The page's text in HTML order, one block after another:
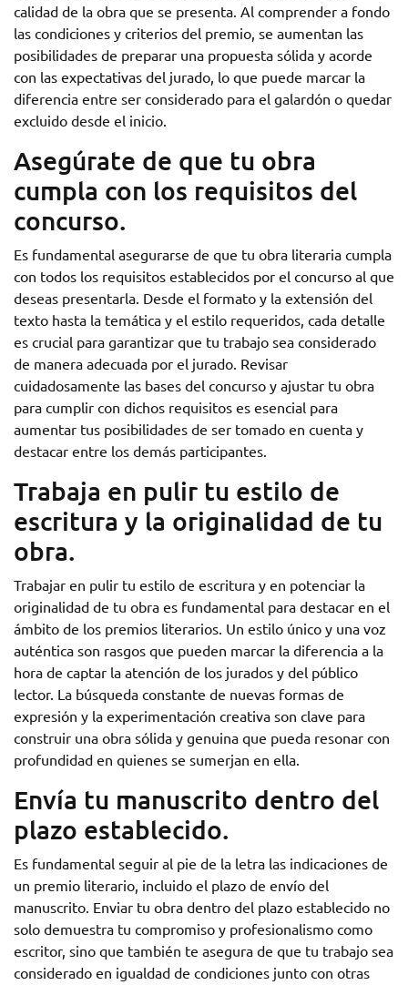
calidad de la obra que se presenta. Al comprender a fondo
las condiciones y criterios del premio, se aumentan las
posibilidades de preparar una propuesta sólida y acorde
con las expectativas del jurado, lo que puede marcar la
diferencia entre ser considerado para el galardón o quedar
excluido desde el inicio.
Asegúrate de que tu obra
cumpla con los requisitos del
concurso.
Es fundamental asegurarse de que tu obra literaria cumpla
con todos los requisitos establecidos por el concurso al que
deseas presentarla. Desde el formato y la extensión del
texto hasta la temática y el estilo requeridos, cada detalle
es crucial para garantizar que tu trabajo sea considerado
de manera adecuada por el jurado. Revisar
cuidadosamente las bases del concurso y ajustar tu obra
para cumplir con dichos requisitos es esencial para
aumentar tus posibilidades de ser tomado en cuenta y
destacar entre los demás participantes.
Trabaja en pulir tu estilo de
escritura y la originalidad de tu
obra.
Trabajar en pulir tu estilo de escritura y en potenciar la
originalidad de tu obra es fundamental para destacar en el
ámbito de los premios literarios. Un estilo único y una voz
auténtica son rasgos que pueden marcar la diferencia a la
hora de captar la atención de los jurados y del público
lector. La búsqueda constante de nuevas formas de
expresión y la experimentación creativa son clave para
construir una obra sólida y genuina que pueda resonar con
profundidad en quienes se sumerjan en ella.
Envía tu manuscrito dentro del
plazo establecido.
Es fundamental seguir al pie de la letra las indicaciones de
un premio literario, incluido el plazo de envío del
manuscrito. Enviar tu obra dentro del plazo establecido no
solo demuestra tu compromiso y profesionalismo como
escritor, sino que también te asegura de que tu trabajo sea
considerado en igualdad de condiciones junto con otras